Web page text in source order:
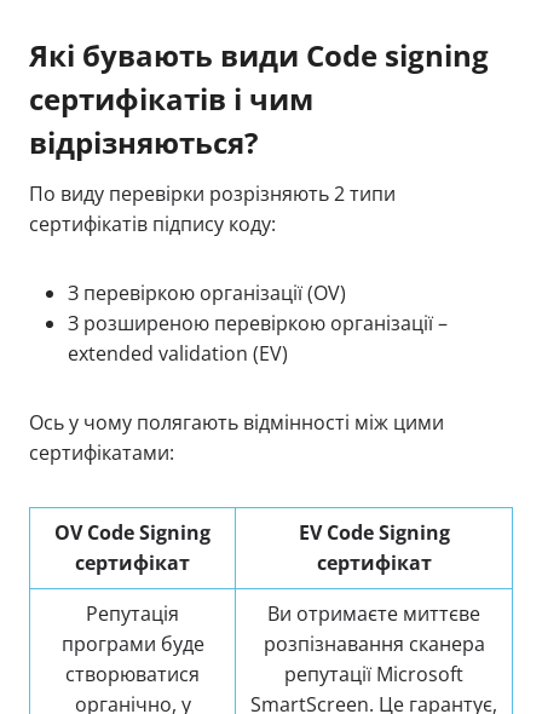
Які бувають види Code signing
сертифікатів і чим
відрізняються?
По виду перевірки розрізняють 2 типи
сертифікатів підпису коду:
З перевіркою організації (OV)
З розширеною перевіркою організації –
extended validation (EV)
Ось у чому полягають відмінності між цими
сертифікатами:
OV Code Signing
сертифікат
EV Code Signing
сертифікат
Репутація
програми буде
створюватися
органічно, у
Ви отримаєте миттєве
розпізнавання сканера
репутації Microsoft
SmartScreen. Це гарантує,